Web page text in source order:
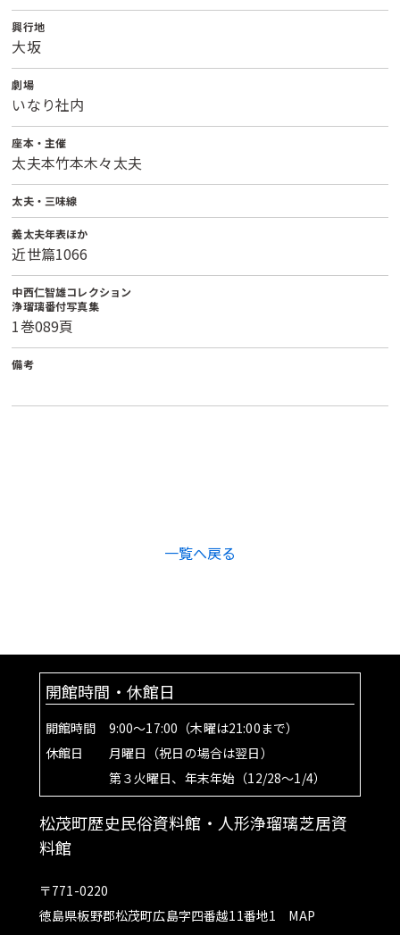
興行地
大坂
劇場
いなり社内
座本・主催
太夫本竹本木々太夫
太夫・三味線
義太夫年表ほか
近世篇1066
中西仁智雄コレクション
浄瑠璃番付写真集
1巻089頁
備考
一覧へ戻る
開館時間・休館日
開館時間 9:00～17:00（木曜は21:00まで）
休館日 月曜日（祝日の場合は翌日）
第３火曜日、年末年始（12/28～1/4）
松茂町歴史民俗資料館・人形浄瑠璃芝居資
料館
〒771-0220
徳島県板野郡松茂町広島字四番越11番地1 MAP